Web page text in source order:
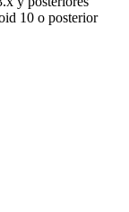
10 o posterior